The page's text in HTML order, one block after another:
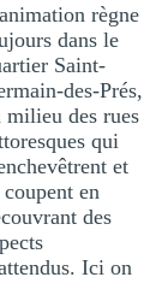
règne
dans le
Saint-
des-Prés,
milieu des rues
qui
et
coupent en
des
Ici on